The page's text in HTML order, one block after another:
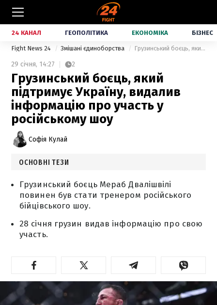
24 КАНАЛ ГЕОПОЛІТИКА ЕКОНОМІКА БІЗНЕС
Fight News 24 Змішані єдиноборства Грузинський боєць, який підтримує Україну, видалив інформацію про участь у російському шоу
29 січня, 14:27 2
Грузинський боєць, який
підтримує Україну, видалив
інформацію про участь у
російському шоу
Софія Кулай
ОСНОВНІ ТЕЗИ
Грузинський боєць Мераб Двалішвілі
повинен був стати тренером російського
бійцівського шоу.
28 січня грузин видав інформацію про свою
участь.